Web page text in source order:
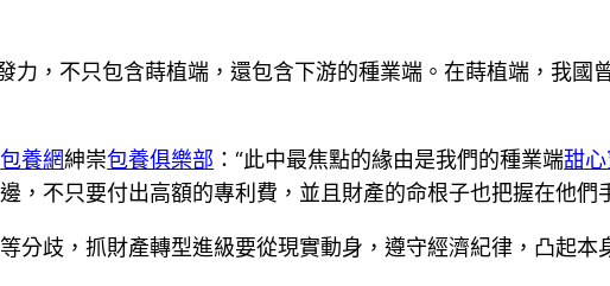
力，不只包含蒔植端，還包含下游的種業端。在蒔植端，我國
包養網紳崇包養俱樂部 ：“此中最焦點的緣由是我們的種業端甜
，不只要付出高額的專利費，並且財產的命根子也把握在他們
分歧，抓財產轉型進級要從現實動身，遵守經濟紀律，凸起本